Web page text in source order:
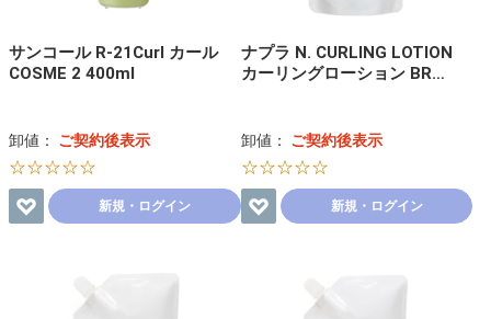
サンコール R-21Curl カール
COSME 2 400ml
卸値： ご契約後表示
☆☆☆☆☆
新規・ログイン
ナプラ N. CURLING LOTION
カーリングローション BR…
卸値： ご契約後表示
☆☆☆☆☆
新規・ログイン